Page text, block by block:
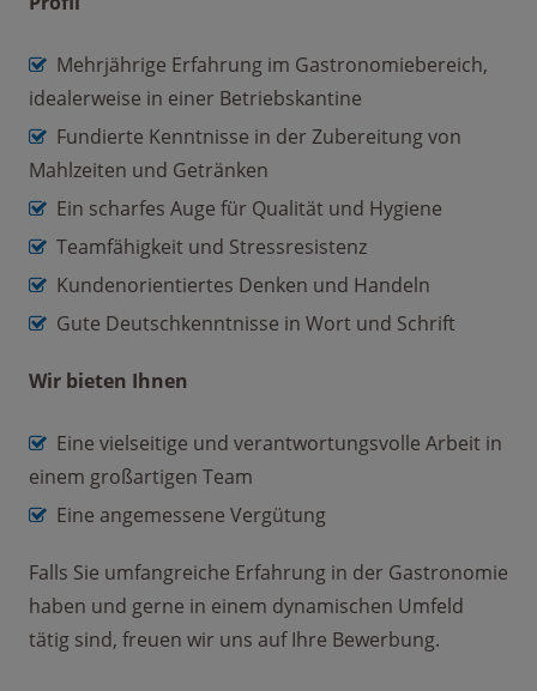
Mehrjährige Erfahrung im Gastronomiebereich,
idealerweise in einer Betriebskantine
Fundierte Kenntnisse in der Zubereitung von
Mahlzeiten und Getränken
Ein scharfes Auge für Qualität und Hygiene
Teamfähigkeit und Stressresistenz
Kundenorientiertes Denken und Handeln
Gute Deutschkenntnisse in Wort und Schrift
Wir bieten Ihnen
Eine vielseitige und verantwortungsvolle Arbeit in
einem großartigen Team
Eine angemessene Vergütung
Falls Sie umfangreiche Erfahrung in der Gastronomie
haben und gerne in einem dynamischen Umfeld
tätig sind, freuen wir uns auf Ihre Bewerbung.